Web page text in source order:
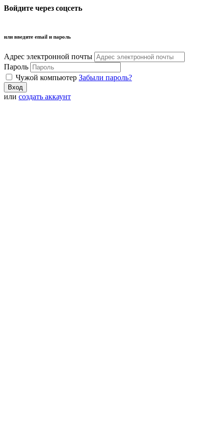
Войдите через соцсеть
или введите email и пароль
Адрес электронной почты
Пароль
Чужой компьютер Забыли пароль?
или создать аккаунт